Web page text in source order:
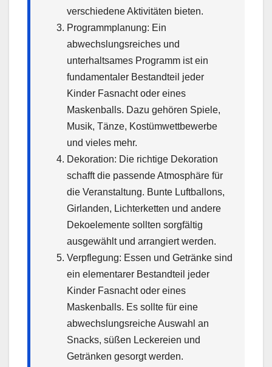
verschiedene Aktivitäten bieten.
Programmplanung: Ein
abwechslungsreiches und
unterhaltsames Programm ist ein
fundamentaler Bestandteil jeder
Kinder Fasnacht oder eines
Maskenballs. Dazu gehören Spiele,
Musik, Tänze, Kostümwettbewerbe
und vieles mehr.
Dekoration: Die richtige Dekoration
schafft die passende Atmosphäre für
die Veranstaltung. Bunte Luftballons,
Girlanden, Lichterketten und andere
Dekoelemente sollten sorgfältig
ausgewählt und arrangiert werden.
Verpflegung: Essen und Getränke sind
ein elementarer Bestandteil jeder
Kinder Fasnacht oder eines
Maskenballs. Es sollte für eine
abwechslungsreiche Auswahl an
Snacks, süßen Leckereien und
Getränken gesorgt werden.